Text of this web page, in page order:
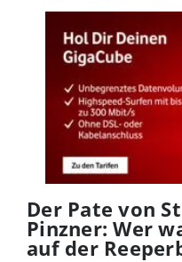
Der Pate von
Pinzner: Wer
auf der